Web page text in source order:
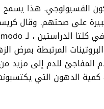
الفسيولوجي. هذا يسمح
على صحتهم. وقال
المرتبطة بمرض
المفاجئ للدم إلى مزيد
الدهون التي